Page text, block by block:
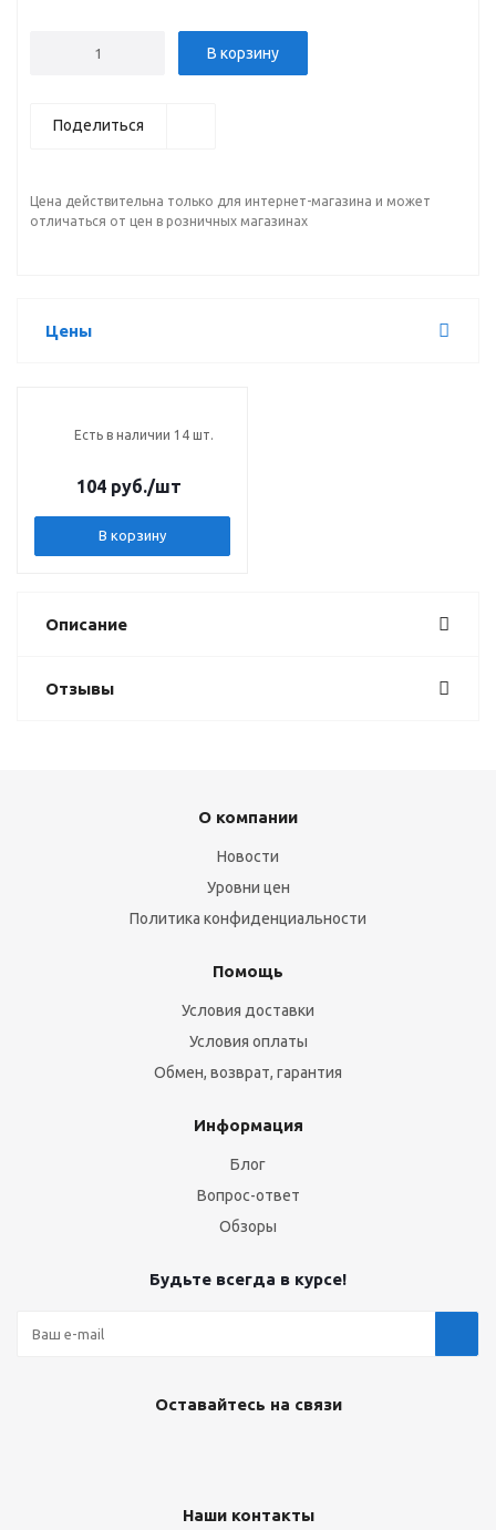
В корзину
Поделиться
Цена действительна только для интернет-магазина и может
отличаться от цен в розничных магазинах
Цены
Есть в наличии 14 шт.
104 руб./шт
В корзину
Описание
Отзывы
О компании
Новости
Уровни цен
Политика конфиденциальности
Помощь
Условия доставки
Условия оплаты
Обмен, возврат, гарантия
Информация
Блог
Вопрос-ответ
Обзоры
Будьте всегда в курсе!
Оставайтесь на связи
Наши контакты